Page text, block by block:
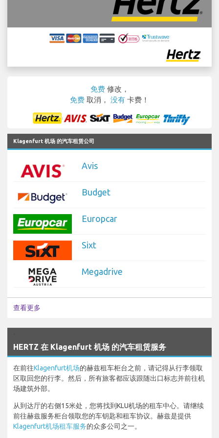
免费 修改，
免费 取消， 没有 卡费！
Klagenfurt 机场 的汽车租赁公司
Avis
Budget
Europcar
Sixt
Megadrive
查看更多
HERTZ 在 Klagenfurt 机场 的汽车租赁服务
在前往Klagenfurt机场的赫兹租车柜台之前，请记得从行李领取
区取回您的行李。然后，所有旅客都应该跟随出口标志并前往机
场建筑外部。
从到达厅的右侧15米处，您将找到KLU机场的租车中心。请继续
前往赫兹服务柜台领取您的车钥匙和租车协议。赫兹是提供
Klagenfurt机场租车服务的众多公司之一。